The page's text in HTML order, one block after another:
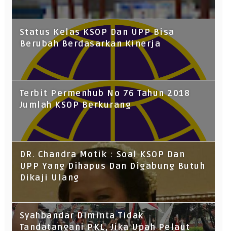
Status Kelas KSOP Dan UPP Bisa
Berubah Berdasarkan Kinerja
Terbit Permenhub No 76 Tahun 2018
Jumlah KSOP Berkurang
DR. Chandra Motik : Soal KSOP Dan
UPP Yang Dihapus Dan Digabung Butuh
Dikaji Ulang
Syahbandar Diminta Tidak
Tandatangani PKL, Jika Upah Pelaut